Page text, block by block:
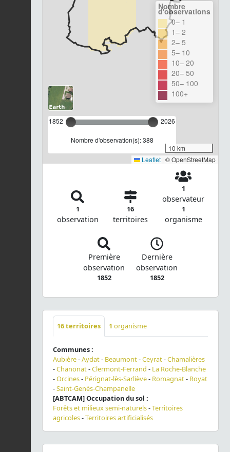
1852 2026
Nombre d'observation(s): 388
Nombre
d'observations
0– 1
1– 2
2– 5
5– 10
10– 20
20– 50
50– 100
100+
10 km
Leaflet | © OpenStreetMap
1
observation
16
territoires
1
observateur
1
organisme
Première
observation
1852
Dernière
observation
1852
16territoires 1 organisme
Communes :
Aubière-Aydat- Beaumont-Ceyrat-Chamalières
-Chanonat-Clermont-Ferrand - La Roche-Blanche
-Orcines- Pérignat-lès-Sarliève- Romagnat- Royat
-Saint-Genès-Champanelle
[ABTCAM] Occupation du sol :
Forêts et milieux semi-naturels-Territoires
agricoles-Territoires artificialisés